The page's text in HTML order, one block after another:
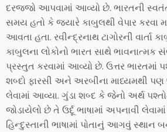
દરજ્જો આપવામાં આવ્યો છે. ભારતની
સમય હતો કે જયારે કાબુલથી વેપાર કરવા
આવતા હતા. રવીન્દ્રનાથ ટાગોરની વાર્તા
કાબુલના લોકોનો ભારત સાથે ભાવનાત્મક
પ્રસ્તુત કરવામાં આવ્યો છે. ઉત્તર ભારતમાં
શબ્દો ફારસી અને અરબીના માધ્યમથી પણ
લેવામાં આવ્યા. ગુંડા શબ્દ કે જેનો અર્થ
જોડાયેલો છે તે ઉર્દૂ ભાષામાં અપનાવી
હિન્દુસ્તાની ભાષામાં પોતાનું આગવું સ્થાન